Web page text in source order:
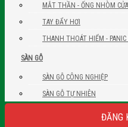
MẮT THẦN - ỐNG NHÒM CỬA
TAY ĐẨY HƠI
THANH THOÁT HIỂM - PANIC
SÀN GỖ
SÀN GỖ CÔNG NGHIỆP
SÀN GỖ TỰ NHIÊN
ĐĂNG